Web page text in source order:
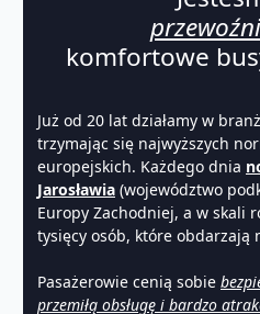
komfortowe
Już od 20 lat działamy w
trzymając się najwyższych
europejskich. Każdego dnia
Jarosławia (województwo
Europy Zachodniej, a w skali
tysięcy osób, które obdarzają
Pasażerowie cenią sobie
przemiłą obsługę i bardzo